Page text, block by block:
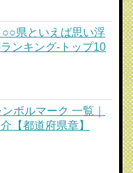
○○県といえば思い浮
ンキング-トップ10
ボルマーク 一覧｜
【都道府県章】